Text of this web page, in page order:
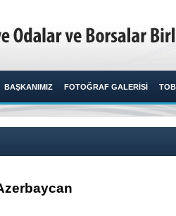
BAŞKANIMIZ FOTOĞRAF GALERİSİ